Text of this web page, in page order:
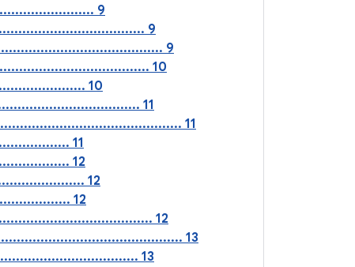
9
9
9
10
10
11
11
11
12
12
12
12
13
13